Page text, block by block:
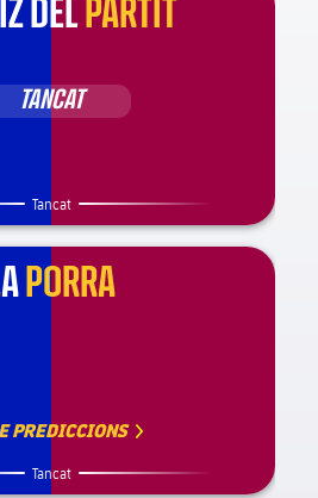
DEL PARTIT
TANCAT
Tancat
PORRA
PREDICCIONS
Tancat